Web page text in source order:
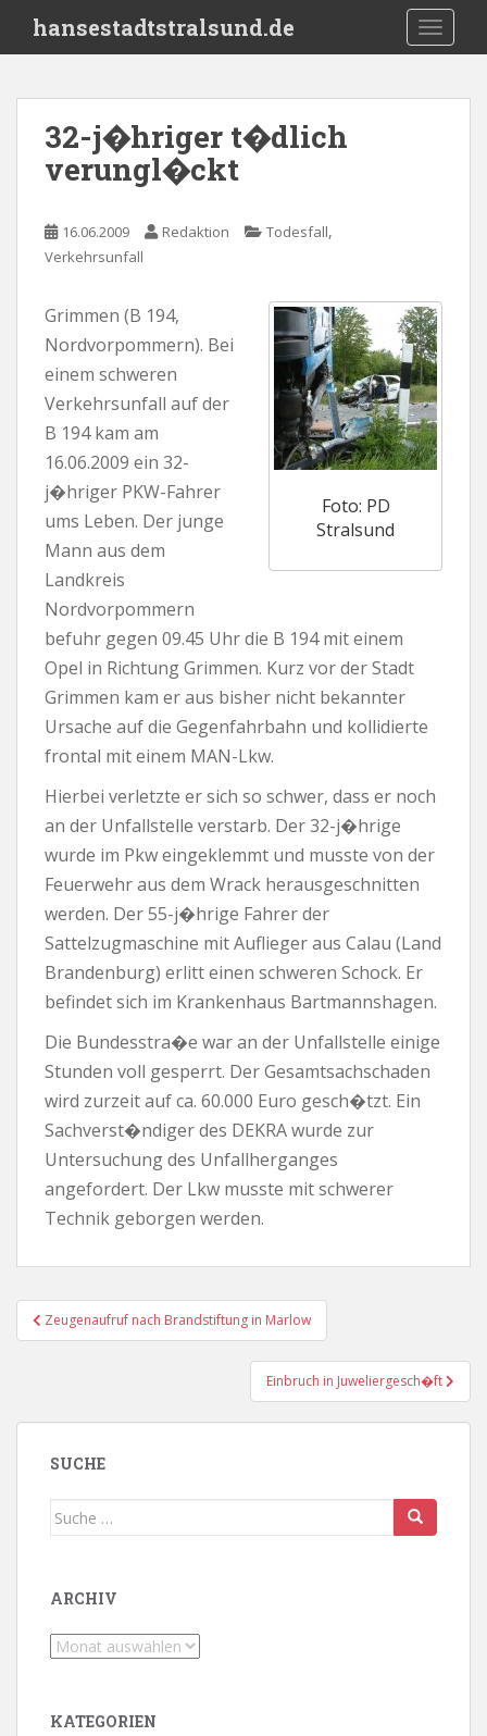
i
hansestadtstralsund.de
32-j�hriger t�dlich
verungl�ckt
16.06.2009 Redaktion Todesfall,
Verkehrsunfall
Foto: PD
Stralsund
Grimmen (B 194,
Nordvorpommern). Bei
einem schweren
Verkehrsunfall auf der
B 194 kam am
16.06.2009 ein 32-
j�hriger PKW-Fahrer
ums Leben. Der junge
Mann aus dem
Landkreis
Nordvorpommern
befuhr gegen 09.45 Uhr die B 194 mit einem
Opel in Richtung Grimmen. Kurz vor der Stadt
Grimmen kam er aus bisher nicht bekannter
Ursache auf die Gegenfahrbahn und kollidierte
frontal mit einem MAN-Lkw.
Hierbei verletzte er sich so schwer, dass er noch
an der Unfallstelle verstarb. Der 32-j�hrige
wurde im Pkw eingeklemmt und musste von der
Feuerwehr aus dem Wrack herausgeschnitten
werden. Der 55-j�hrige Fahrer der
Sattelzugmaschine mit Auflieger aus Calau (Land
Brandenburg) erlitt einen schweren Schock. Er
befindet sich im Krankenhaus Bartmannshagen.
Die Bundesstra�e war an der Unfallstelle einige
Stunden voll gesperrt. Der Gesamtsachschaden
wird zurzeit auf ca. 60.000 Euro gesch�tzt. Ein
Sachverst�ndiger des DEKRA wurde zur
Untersuchung des Unfallherganges
angefordert. Der Lkw musste mit schwerer
Technik geborgen werden.
Beitragsnavigation
Zeugenaufruf nach Brandstiftung in Marlow
Einbruch in Juweliergesch�ft
SUCHE
Suche
ARCHIV
Archiv
KATEGORIEN